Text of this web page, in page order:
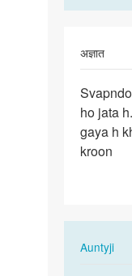
अज्ञात
Svapndos
we
presan
hu
ho jata
gaya h
kroon
AuntyjiIn